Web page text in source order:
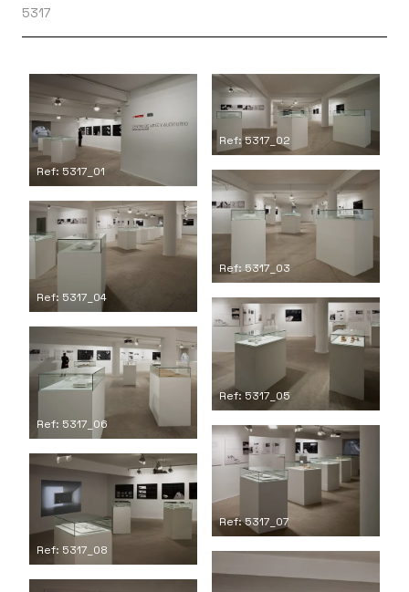
5317
Ref: 5317_01
Ref: 5317_02
Ref: 5317_03
Ref: 5317_04
Ref: 5317_05
Ref: 5317_06
Ref: 5317_07
Ref: 5317_08